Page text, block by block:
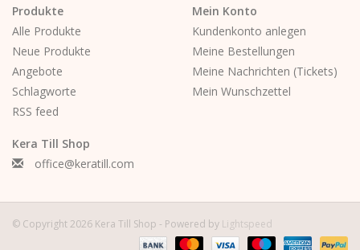
Produkte
Alle Produkte
Neue Produkte
Angebote
Schlagworte
RSS feed
Mein Konto
Kundenkonto anlegen
Meine Bestellungen
Meine Nachrichten (Tickets)
Mein Wunschzettel
Kera Till Shop
office@keratill.com
© Copyright 2026 Kera Till Shop - Powered by Lightspeed